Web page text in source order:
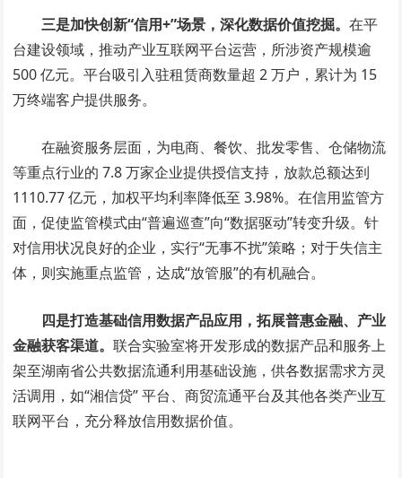
三是加快创新“信用+”场景，深化数据价值挖掘。在平
台建设领域，推动产业互联网平台运营，所涉资产规模逾
500 亿元。平台吸引入驻租赁商数量超 2 万户，累计为 15
万终端客户提供服务。
在融资服务层面，为电商、餐饮、批发零售、仓储物流
等重点行业的 7.8 万家企业提供授信支持，放款总额达到
1110.77 亿元，加权平均利率降低至 3.98%。在信用监管方
面，促使监管模式由“普遍巡查”向“数据驱动”转变升级。针
对信用状况良好的企业，实行“无事不扰”策略；对于失信主
体，则实施重点监管，达成“放管服”的有机融合。
四是打造基础信用数据产品应用，拓展普惠金融、产业
金融获客渠道。联合实验室将开发形成的数据产品和服务上
架至湖南省公共数据流通利用基础设施，供各数据需求方灵
活调用，如“湘信贷” 平台、商贸流通平台及其他各类产业互
联网平台，充分释放信用数据价值。